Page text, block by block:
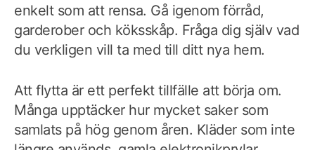
enkelt som att rensa. Gå igenom förråd,
garderober och köksskåp. Fråga dig själv vad
du verkligen vill ta med till ditt nya hem.
Att flytta är ett perfekt tillfälle att börja om.
Många upptäcker hur mycket saker som
samlats på hög genom åren. Kläder som inte